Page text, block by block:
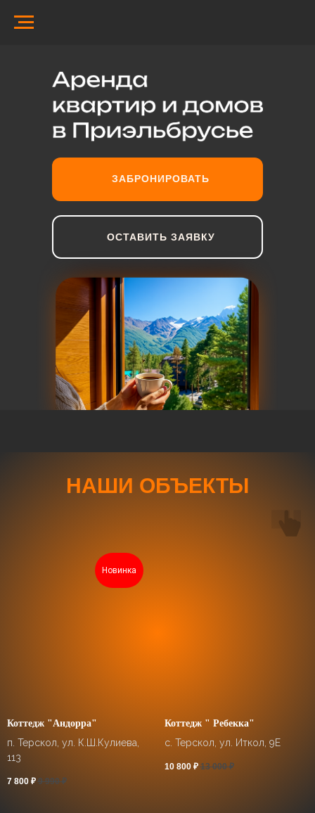
ОСТАВИТЬ ЗАЯВКУ
ЗАБРОНИРОВАТЬ
НАШИ ОБЪЕКТЫ
Новинка
Коттедж "Андорра"
п. Терскол, ул. К.Ш.Кулиева,
113
7 800 ₽ 9 990 ₽
Коттедж " Ребекка"
с. Терскол, ул. Иткол, 9Е
10 800 ₽ 13 000 ₽